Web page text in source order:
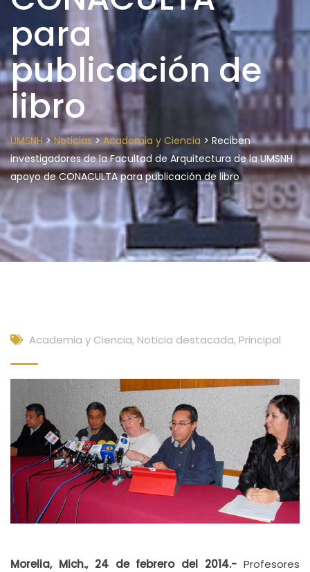
para
publicación de
libro
UMSNH> Noticias>Academia y Ciencia > Reciben
investigadores de la Facultad de Arquitectura de la UMSNH
apoyo de CONACULTA para publicación de libro
Academia y Ciencia, Noticia destacada, Principal
Morelia, Mich., 24 de febrero del 2014.- Profesores